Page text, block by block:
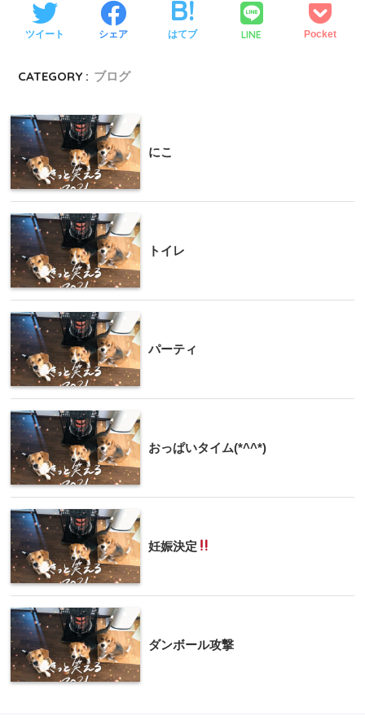
ツイート シェア はてブ LINE Pocket
CATEGORY : ブログ
にこ
トイレ
パーティ
おっぱいタイム(*^^*)
妊娠決定
ダンボール攻撃